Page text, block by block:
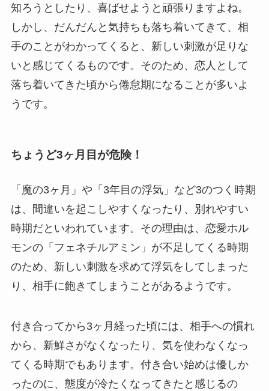
知ろうとしたり、喜ばせようと頑張りますよね。
しかし、だんだんと気持ちも落ち着いてきて、相
手のことがわかってくると、新しい刺激が足りな
いと感じてくるものです。そのため、恋人として
落ち着いてきた頃から倦怠期になることが多いよ
うです。
ちょうど3ヶ月目が危険！
「魔の3ヶ月」や「3年目の浮気」など3のつく時期
は、間違いを起こしやすくなったり、別れやすい
時期だといわれています。その理由は、恋愛ホル
モンの「フェネチルアミン」が不足してくる時期
のため、新しい刺激を求めて浮気をしてしまった
り、相手に飽きてしまうことがあるようです。
付き合ってから3ヶ月経った頃には、相手への慣れ
から、新鮮さがなくなったり、気を使わなくなっ
てくる時期でもあります。付き合い始めは優しか
ったのに、態度が冷たくなってきたと感じるの